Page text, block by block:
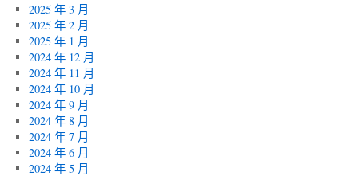
2025 年 3 月
2025 年 2 月
2025 年 1 月
2024 年 12 月
2024 年 11 月
2024 年 10 月
2024 年 9 月
2024 年 8 月
2024 年 7 月
2024 年 6 月
2024 年 5 月